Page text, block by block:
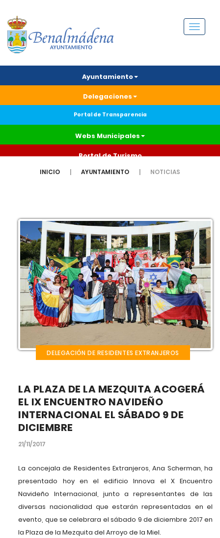
Menú
Ayuntamiento
Delegaciones
Portal de Transparencia
Webs Municipales
Portal de Turismo
INICIO AYUNTAMIENTO NOTICIAS
DELEGACIÓN DE RESIDENTES EXTRANJEROS
LA PLAZA DE LA MEZQUITA ACOGERÁ
EL IX ENCUENTRO NAVIDEÑO
INTERNACIONAL EL SÁBADO 9 DE
DICIEMBRE
21/11/2017
La concejala de Residentes Extranjeros, Ana Scherman, ha
presentado hoy en el edificio Innova el X Encuentro
Navideño Internacional, junto a representantes de las
diversas nacionalidad que estarán representadas en el
evento, que se celebrara el sábado 9 de diciembre 2017 en
la Plaza de la Mezquita del Arroyo de la Miel.